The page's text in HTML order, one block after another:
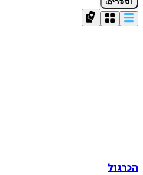
ספרים
הכרגול